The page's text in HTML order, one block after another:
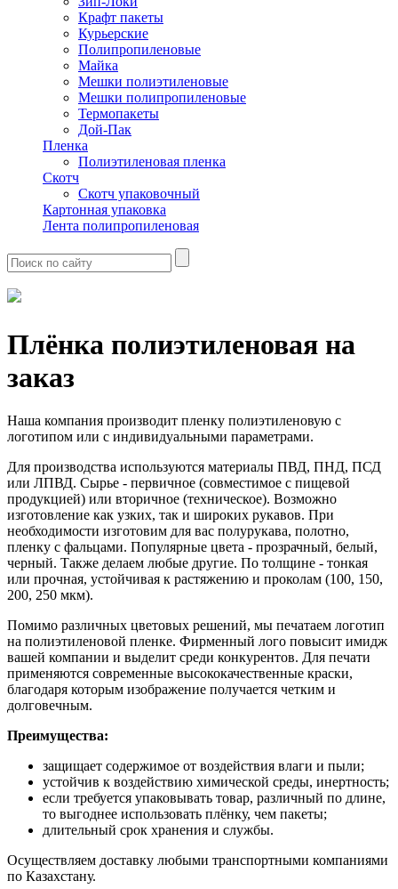
Крафт пакеты
Курьерские
Полипропиленовые
Майка
Мешки полиэтиленовые
Мешки полипропиленовые
Термопакеты
Дой-Пак
Пленка
Полиэтиленовая пленка
Скотч
Скотч упаковочный
Картонная упаковка
Лента полипропиленовая
Плёнка полиэтиленовая на
заказ
Наша компания производит пленку полиэтиленовую с
логотипом или с индивидуальными параметрами.
Для производства используются материалы ПВД, ПНД, ПСД
или ЛПВД. Сырье - первичное (совместимое с пищевой
продукцией) или вторичное (техническое). Возможно
изготовление как узких, так и широких рукавов. При
необходимости изготовим для вас полурукава, полотно,
пленку с фальцами. Популярные цвета - прозрачный, белый,
черный. Также делаем любые другие. По толщине - тонкая
или прочная, устойчивая к растяжению и проколам (100, 150,
200, 250 мкм).
Помимо различных цветовых решений, мы печатаем логотип
на полиэтиленовой пленке. Фирменный лого повысит имидж
вашей компании и выделит среди конкурентов. Для печати
применяются современные высококачественные краски,
благодаря которым изображение получается четким и
долговечным.
Преимущества:
защищает содержимое от воздействия влаги и пыли;
устойчив к воздействию химической среды, инертность;
если требуется упаковывать товар, различный по длине,
то выгоднее использовать плёнку, чем пакеты;
длительный срок хранения и службы.
Осуществляем доставку любыми транспортными компаниями
по Казахстану.